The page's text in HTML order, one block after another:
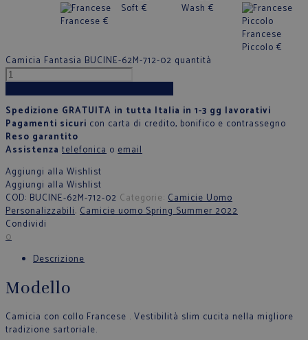
Francese €
Soft € Wash €
Francese
Piccolo €
Camicia Fantasia BUCINE-62M-712-02 quantità
Spedizione GRATUITA in tutta Italia in 1-3 gg lavorativi
Pagamenti sicuri con carta di credito, bonifico e contrassegno
Reso garantito
Assistenza telefonica o email
Aggiungi alla Wishlist
Aggiungi alla Wishlist
COD: BUCINE-62M-712-02 Categorie: Camicie Uomo
Personalizzabili, Camicie uomo Spring Summer 2022
Condividi
0
Descrizione
Modello
Camicia con collo Francese . Vestibilità slim cucita nella migliore
tradizione sartoriale.